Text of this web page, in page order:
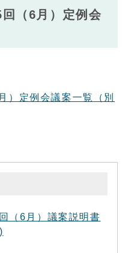
（6月）定例会
）定例会議案一覧
（別
（6月）議案説明書